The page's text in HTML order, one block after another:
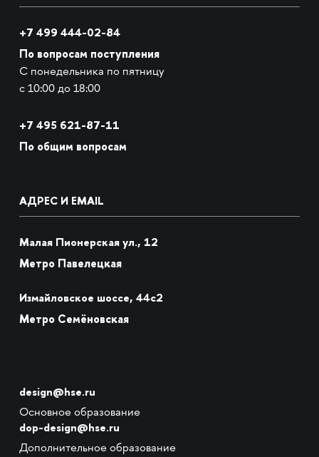
+7 499 444-02-84
По вопросам поступления
С понедельника по пятницу
с 10:00 до 18:00
+7 495 621-87-11
По общим вопросам
АДРЕС И EMAIL
Малая Пионерская ул., 12
Метро Павелецкая
Измайловское шоссе, 44с2
Метро Семёновская
design@hse.ru
Основное образование
dop-design@hse.ru
Дополнительное образование